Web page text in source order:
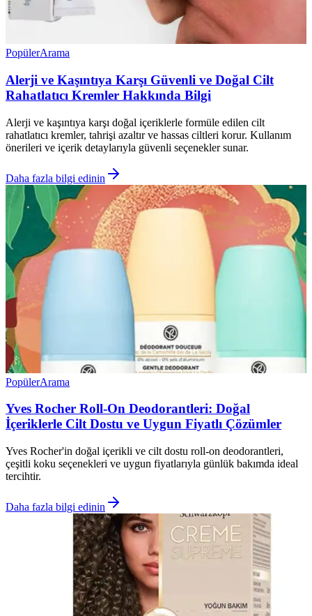
PopülerArama
Alerji ve Kaşıntıya Karşı Güvenli ve Doğal Cilt
Rahatlatıcı Kremler Hakkında Bilgi
Alerji ve kaşıntıya karşı doğal içeriklerle formüle edilen cilt
rahatlatıcı kremler, tahrişi azaltır ve hassas ciltleri korur. Kullanım
önerileri ve içerik detaylarıyla güvenli seçenekler sunar.
Daha fazla bilgi edinin
PopülerArama
Yves Rocher Roll-On Deodorantleri: Doğal
İçeriklerle Cilt Dostu ve Uygun Fiyatlı Çözümler
Yves Rocher'in doğal içerikli ve cilt dostu roll-on deodorantleri,
çeşitli koku seçenekleri ve uygun fiyatlarıyla günlük bakımda ideal
tercihtir.
Daha fazla bilgi edinin